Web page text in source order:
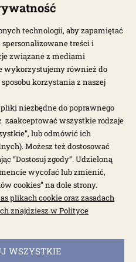
i oferty bezpośrednio na swoją
ZAPISZ SIĘ >
© 2026
technologii, aby zapamiętać
treści i
związane z mediami
wykorzystujemy również do
korzystania z naszej
niezbędne do poprawnego
zaakceptować wszystkie rodzaje
lub odmówić ich
Możesz też dostosować
“Dostosuj zgody”. Udzieloną
wycofać lub zmienić,
cookies” na dole strony.
plikach cookie oraz zasadach
znajdziesz w Polityce
WSZYSTKIE